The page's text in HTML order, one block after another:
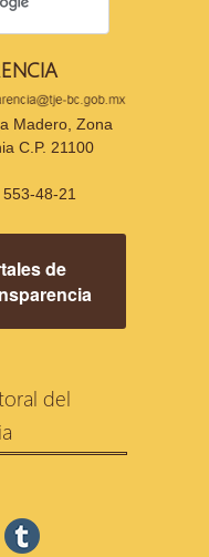
Madero, Zona
C.P. 21100
48-21
de
del
twitter